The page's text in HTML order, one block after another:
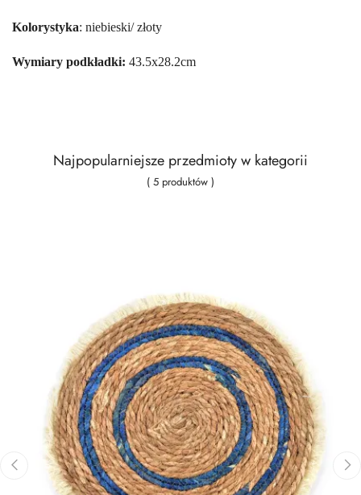
Kolorystyka: niebieski/ złoty
Wymiary podkładki: 43.5x28.2cm
Najpopularniejsze przedmioty w kategorii
( 5 produktów )